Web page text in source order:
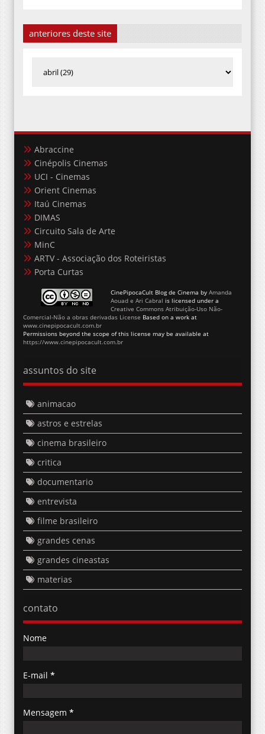
anteriores deste site
Abraccine
Cinépolis Cinemas
UCI - Cinemas
Orient Cinemas
Itaú Cinemas
DIMAS
Circuito Sala de Arte
MinC
ARTV - Associação dos Roteiristas
Porta Curtas
CinePipocaCult Blog de Cinema by Amanda
Aouad e Ari Cabral is licensed under a
Creative Commons Atribuição-Uso Não-
Comercial-Não a obras derivadas License Based on a work at
www.cinepipocacult.com.br
Permissions beyond the scope of this license may be available at
https://www.cinepipocacult.com.br
assuntos do site
animacao
astros e estrelas
cinema brasileiro
critica
documentario
entrevista
filme brasileiro
grandes cenas
grandes cineastas
materias
contato
Nome
E-mail *
Mensagem *